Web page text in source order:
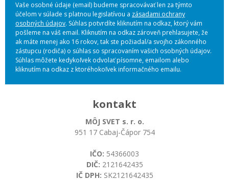
Vaše osobné údaje (email) budeme spracovávať len za týmto
účelom v súlade s platnou legislatívou a zásadami ochrany
osobných údajov. Súhlas potvrdíte kliknutím na odkaz, ktorý vám
pošleme na váš email. Kliknutím na odkaz zároveň prehlasujete, že
ak máte menej ako 16 rokov, tak ste požiadal/a svojho zákonného
zástupcu (rodiča) o súhlas so spracovaním vašich osobných údajov.
Súhlas môžete kedykoľvek odvolať písomne, emailom alebo
kliknutím na odkaz z ktoréhokoľvek informačného emailu.
kontakt
MÔJ SVET s. r. o.
951 17 Cabaj-Čápor 754
IČO: 54366003
DIČ: 2121642435
IČ DPH: SK2121642435